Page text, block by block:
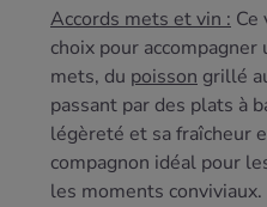
Accords mets et vin : Ce
choix pour
mets, du poisson grillé
passant par des plats à
légèreté et sa fraîcheur
compagnon idéal pour
les moments conviviaux.